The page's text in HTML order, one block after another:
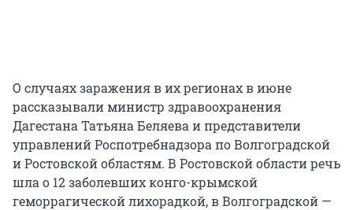
О случаях заражения в их регионах в июне
рассказывали министр здравоохранения
Дагестана Татьяна Беляева и представители
управлений Роспотребнадзора по Волгоградской
и Ростовской областям. В Ростовской области речь
шла о 12 заболевших конго-крымской
геморрагической лихорадкой, в Волгоградской —